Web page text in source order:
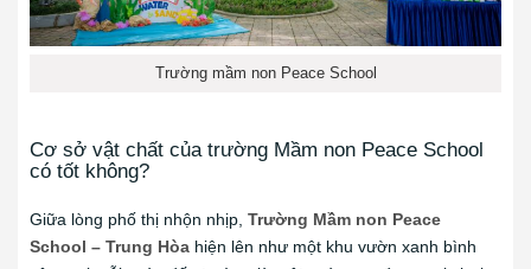
Trường mầm non Peace School
Cơ sở vật chất của trường Mầm non Peace School
có tốt không?
Giữa lòng phố thị nhộn nhịp, Trường Mầm non Peace
School – Trung Hòa hiện lên như một khu vườn xanh bình